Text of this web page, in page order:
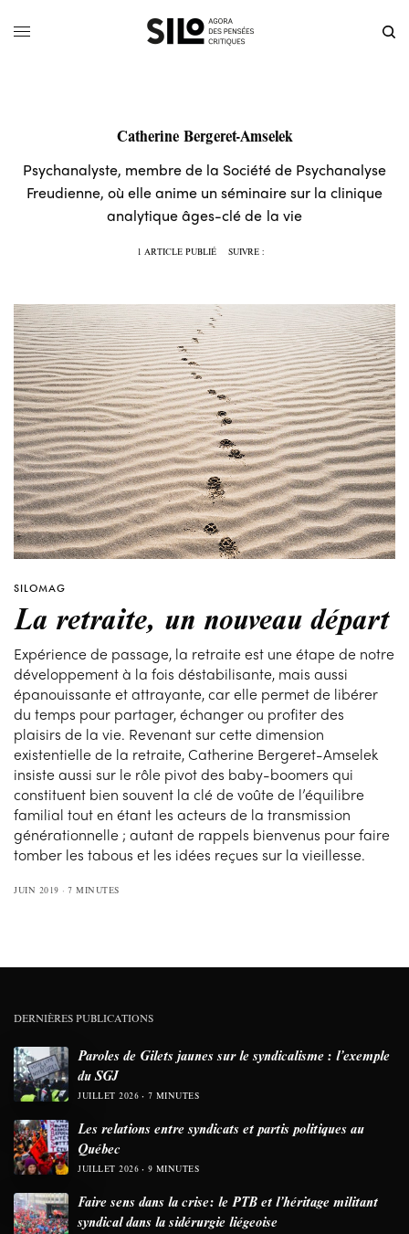
Catherine Bergeret-Amselek
Psychanalyste, membre de la Société de Psychanalyse
Freudienne, où elle anime un séminaire sur la clinique
analytique âges-clé de la vie
1 ARTICLE PUBLIÉ SUIVRE :
SILOMAG
La retraite, un nouveau départ
Expérience de passage, la retraite est une étape de notre
développement à la fois déstabilisante, mais aussi
épanouissante et attrayante, car elle permet de libérer
du temps pour partager, échanger ou profiter des
plaisirs de la vie. Revenant sur cette dimension
existentielle de la retraite, Catherine Bergeret-Amselek
insiste aussi sur le rôle pivot des baby-boomers qui
constituent bien souvent la clé de voûte de l’équilibre
familial tout en étant les acteurs de la transmission
générationnelle ; autant de rappels bienvenus pour faire
tomber les tabous et les idées reçues sur la vieillesse.
JUIN 2019 7 MINUTES
DERNIÈRES PUBLICATIONS
Paroles de Gilets jaunes sur le syndicalisme : l’exemple
du SGJ
JUILLET 2026 7 MINUTES
Les relations entre syndicats et partis politiques au
Québec
JUILLET 2026 9 MINUTES
Faire sens dans la crise: le PTB et l’héritage militant
syndical dans la sidérurgie liégeoise